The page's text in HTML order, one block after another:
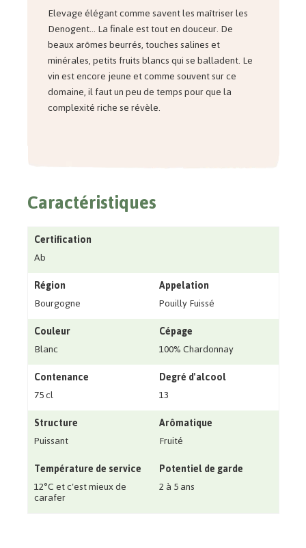
Elevage élégant comme savent les maîtriser les
Denogent... La finale est tout en douceur. De
beaux arômes beurrés, touches salines et
minérales, petits fruits blancs qui se balladent. Le
vin est encore jeune et comme souvent sur ce
domaine, il faut un peu de temps pour que la
complexité riche se révèle.
Caractéristiques
Certification
Ab
Région
Bourgogne
Appelation
Pouilly Fuissé
Couleur
Blanc
Cépage
100% Chardonnay
Contenance
75 cl
Degré d'alcool
13
Structure
Puissant
Arômatique
Fruité
Température de service
12°C et c'est mieux de
carafer
Potentiel de garde
2 à 5 ans